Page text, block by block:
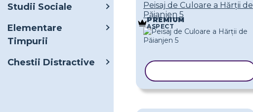
Studii Sociale
Elementare
Timpurii
Chestii Distractive
Peisaj de Culoare a Hărții de
Păianjen 5
PREMIUM
ASPECT